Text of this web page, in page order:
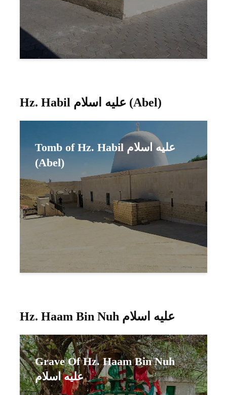
Hz. Habil عليه اسلام (Abel)
Tomb of Hz. Habil عليه اسلام
(Abel)
Hz. Haam Bin Nuh عليه اسلام
Grave Of Hz. Haam Bin Nuh
عليه اسلام